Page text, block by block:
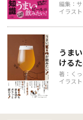
編集：
イラス
うま
ける
著：く
イラス